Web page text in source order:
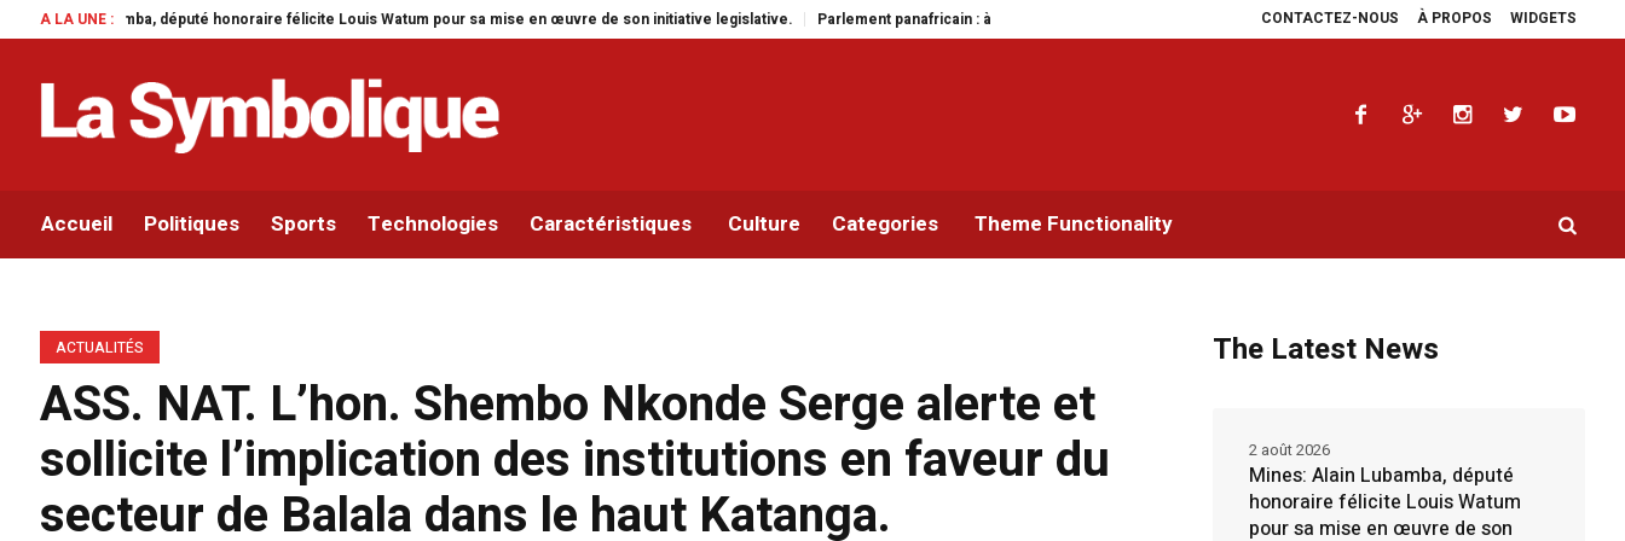
CONTACTEZ-NOUS À PROPOS WIDGETS
A LA UNE :
félicite Louis Watum pour sa mise en œuvre de son initiative legislative. Parlement panafricain : à Johannesburg, Aimé Boji Sangara multiplie les plaidoyers en faveur de la RDC. Parlement panafricain : à
Accueil Politiques Sports Technologies Caractéristiques Culture Categories Theme Functionality
ACTUALITÉS
ASS. NAT. L’hon. Shembo Nkonde Serge alerte et
sollicite l’implication des institutions en faveur du
secteur de Balala dans le haut Katanga.
The Latest News
Mines: Alain Lubamba, député
honoraire félicite Louis Watum
pour sa mise en œuvre de son
2 août 2026